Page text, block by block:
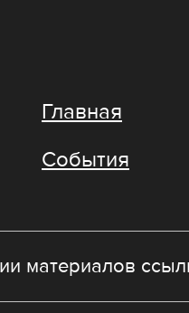
Главная
События
материалов